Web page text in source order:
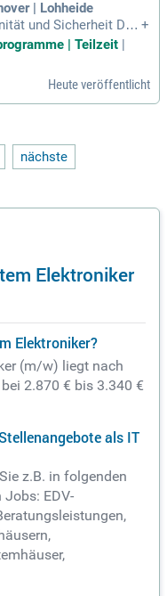
| Lohheide
und Sicherheit Deu
Sie unterstützt V
Ihre
Bergen
Fehler gemäß de
um höchste Betrieb
+
| Teilzeit
Heute veröffentlicht
nächste
Elektroniker
Elektroniker?
(m/w) liegt nach
2.870 € bis 3.340 €
als IT
z.B. in folgenden
EDV-